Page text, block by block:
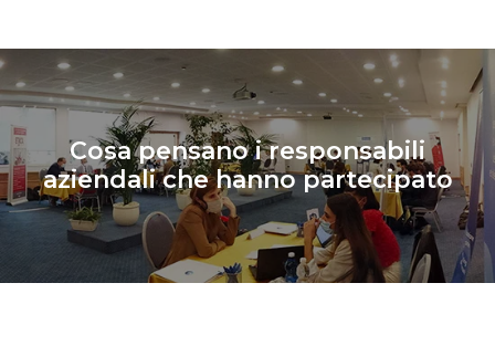
Cosa pensano i responsabili
aziendali che hanno partecipato